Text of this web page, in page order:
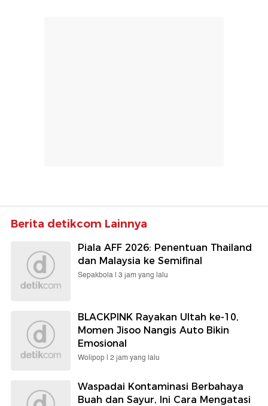
Berita detikcom Lainnya
Piala AFF 2026: Penentuan Thailand
dan Malaysia ke Semifinal
Sepakbola | 3 jam yang lalu
BLACKPINK Rayakan Ultah ke-10,
Momen Jisoo Nangis Auto Bikin
Emosional
Wolipop | 2 jam yang lalu
Waspadai Kontaminasi Berbahaya
Buah dan Sayur, Ini Cara Mengatasi